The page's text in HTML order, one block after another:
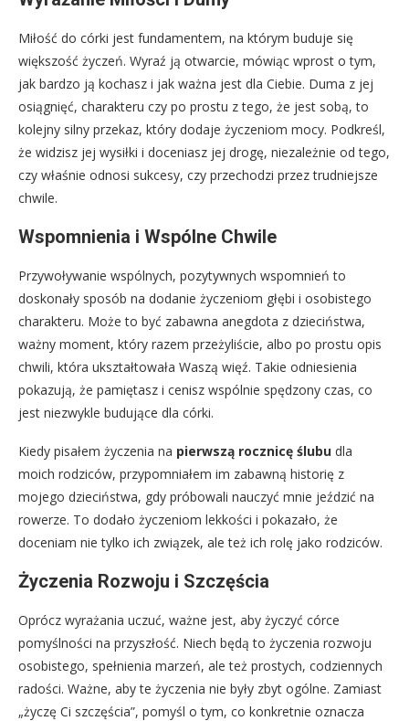
Miłość do córki jest fundamentem, na którym buduje się
większość życzeń. Wyraź ją otwarcie, mówiąc wprost o tym,
jak bardzo ją kochasz i jak ważna jest dla Ciebie. Duma z jej
osiągnięć, charakteru czy po prostu z tego, że jest sobą, to
kolejny silny przekaz, który dodaje życzeniom mocy. Podkreśl,
że widzisz jej wysiłki i doceniasz jej drogę, niezależnie od tego,
czy właśnie odnosi sukcesy, czy przechodzi przez trudniejsze
chwile.
Wspomnienia i Wspólne Chwile
Przywoływanie wspólnych, pozytywnych wspomnień to
doskonały sposób na dodanie życzeniom głębi i osobistego
charakteru. Może to być zabawna anegdota z dzieciństwa,
ważny moment, który razem przeżyliście, albo po prostu opis
chwili, która ukształtowała Waszą więź. Takie odniesienia
pokazują, że pamiętasz i cenisz wspólnie spędzony czas, co
jest niezwykle budujące dla córki.
Kiedy pisałem życzenia na pierwszą rocznicę ślubu dla
moich rodziców, przypomniałem im zabawną historię z
mojego dzieciństwa, gdy próbowali nauczyć mnie jeździć na
rowerze. To dodało życzeniom lekkości i pokazało, że
doceniam nie tylko ich związek, ale też ich rolę jako rodziców.
Życzenia Rozwoju i Szczęścia
Oprócz wyrażania uczuć, ważne jest, aby życzyć córce
pomyślności na przyszłość. Niech będą to życzenia rozwoju
osobistego, spełnienia marzeń, ale też prostych, codziennych
radości. Ważne, aby te życzenia nie były zbyt ogólne. Zamiast
„życzę Ci szczęścia”, pomyśl o tym, co konkretnie oznacza